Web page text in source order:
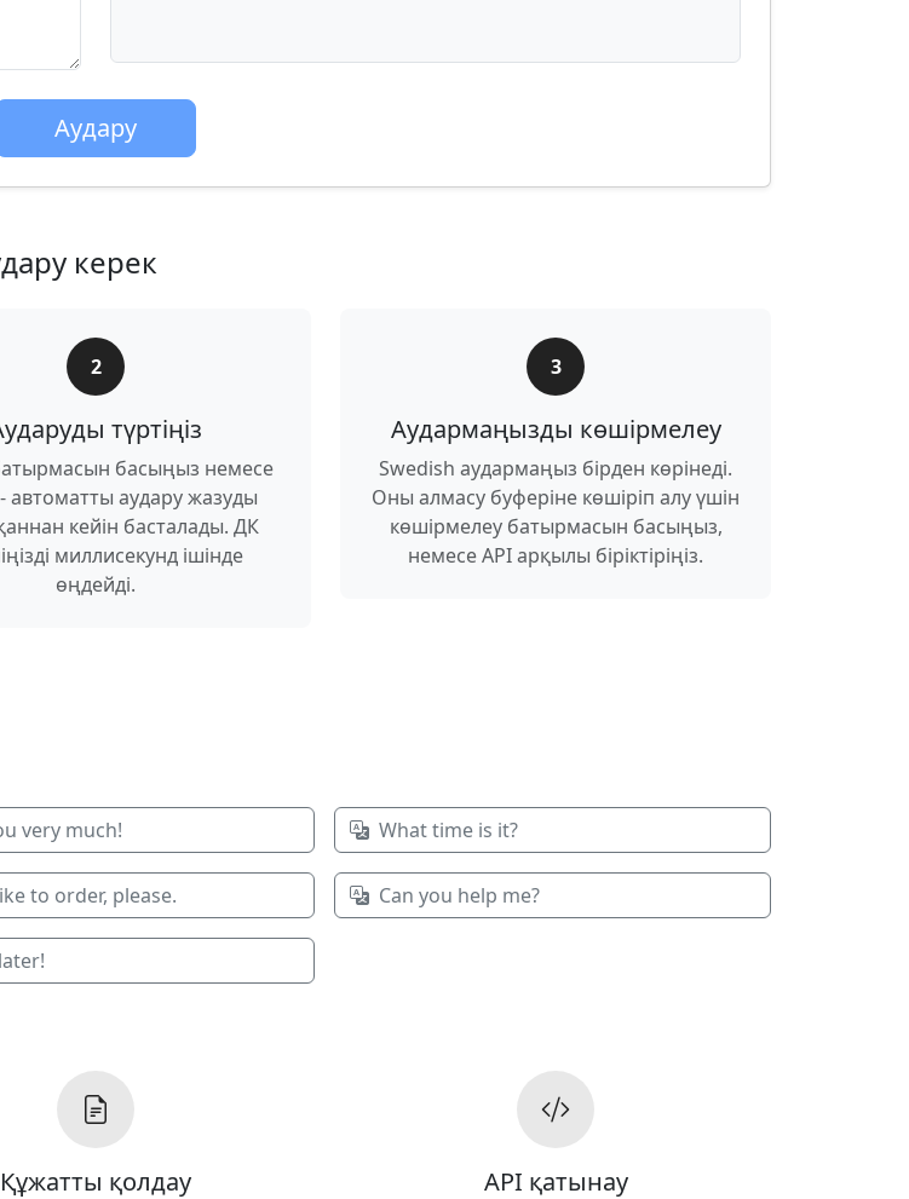
Аудару
керек
2
түртіңіз
басыңыз немесе
- автоматты аудару жазуды
кейін басталады. ДК
миллисекунд ішінде
өңдейді.
3
Аудармаңызды көшірмелеу
Swedish аудармаңыз бірден көрінеді.
Оны алмасу буферіне көшіріп алу үшін
көшірмелеу батырмасын басыңыз,
немесе API арқылы біріктіріңіз.
very much! What time is it?
to order, please. Can you help me?
Құжатты қолдау API қатынау